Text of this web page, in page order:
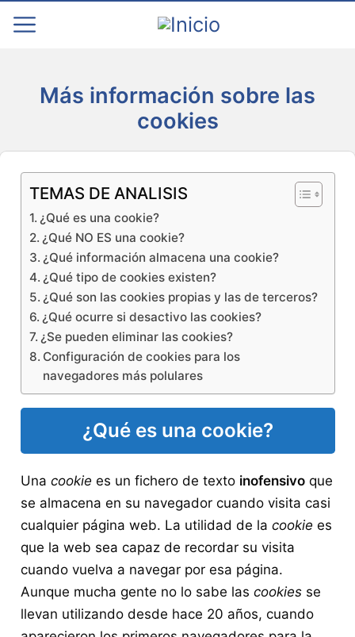
Más información sobre las
cookies
TEMAS DE ANALISIS
¿Qué es una cookie?
¿Qué NO ES una cookie?
¿Qué información almacena una cookie?
¿Qué tipo de cookies existen?
¿Qué son las cookies propias y las de terceros?
¿Qué ocurre si desactivo las cookies?
¿Se pueden eliminar las cookies?
Configuración de cookies para los
navegadores más polulares
¿Qué es una cookie?
Una cookie es un fichero de texto inofensivoque
se almacena en su navegador cuando visita casi
cualquier página web. La utilidad de la cookie es
que la web sea capaz de recordar su visita
cuando vuelva a navegar por esa página.
Aunque mucha gente no lo sabe las cookiesse
llevan utilizando desde hace 20 años, cuando